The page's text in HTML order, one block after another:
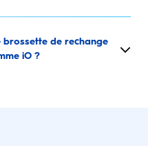
brossette de rechange
iO ?